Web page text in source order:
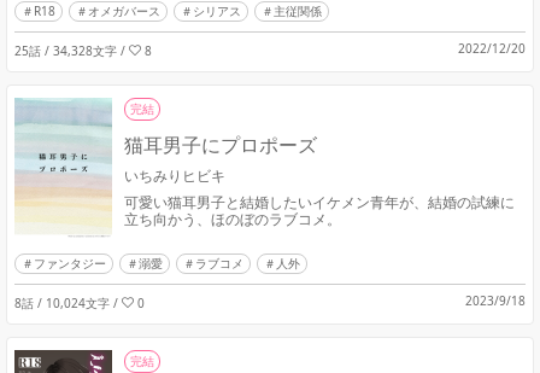
R18 オメガバース シリアス 主従関係
25話 / 34,328文字 / 8 2022/12/20
完結
猫耳男子にプロポーズ
いちみりヒビキ
可愛い猫耳男子と結婚したいイケメン青年が、結婚の試練に
立ち向かう、ほのぼのラブコメ。
ファンタジー 溺愛 ラブコメ 人外
8話 / 10,024文字 / 0 2023/9/18
完結